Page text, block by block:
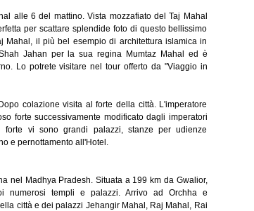
alle 6 del mattino. Vista mozzafiato del Taj Mahal
per scattare splendide foto di questo bellissimo
Mahal, il più bel esempio di architettura islamica in
Jahan per la sua regina Mumtaz Mahal ed è
Lo potrete visitare nel tour offerto da "Viaggio in
colazione visita al forte della città. L'imperatore
forte successivamente modificato dagli imperatori
vi sono grandi palazzi, stanze per udienze
e pernottamento all'Hotel.
nel Madhya Pradesh. Situata a 199 km da Gwalior,
numerosi templi e palazzi. Arrivo ad Orchha e
città e dei palazzi Jehangir Mahal, Raj Mahal, Rai